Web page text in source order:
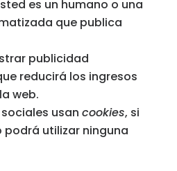
es un humano o una
que publica
publicidad
reducirá los ingresos
web.
usan cookies, si
utilizar ninguna